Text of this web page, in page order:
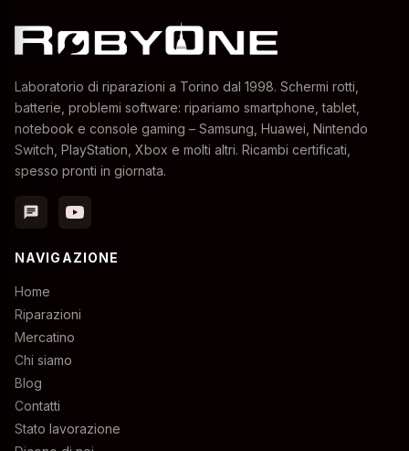
Laboratorio di riparazioni a Torino dal 1998. Schermi rotti,
batterie, problemi software: ripariamo smartphone, tablet,
notebook e console gaming – Samsung, Huawei, Nintendo
Switch, PlayStation, Xbox e molti altri. Ricambi certificati,
spesso pronti in giornata.
chat
NAVIGAZIONE
Home
Riparazioni
Mercatino
Chi siamo
Blog
Contatti
Stato lavorazione